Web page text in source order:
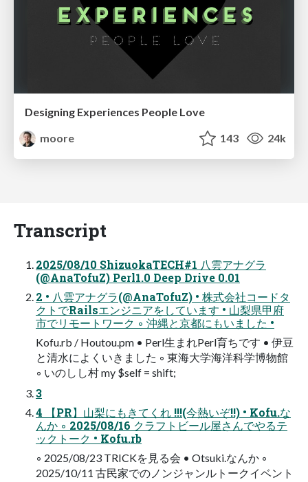
Designing Experiences People Love
moore
143 24k
Transcript
2025/08/10 ShizuokaTECH#1 八雲アナグラ
(@AnaTofuZ) Perl1.0 Deep Drive 0.01
2 • 八雲アナグラ(@AnaTofuZ) • 株式会社コードタ
クトでRailsエンジニアをしています • 山梨県甲府
市でリモートワーク ◦ 沖縄と京都にもいました •
Kofu.rb / Houtou.pm • Perl生まれPerl育ちです • 伊豆
と清水によくいきました ◦ 東海大学海洋科学博物館
◦ いのしし村 my $self = shift;
3
4 【PR】山梨にもきてくれ !!!(今熱いぞ!!) • Kofu.な
んか ◦ 2025/08/16 クラフトビール屋さんでやるテ
ックトーク • Kofu.rb
◦ 2025/08/23 TRICKを見る会 • Otsuki.なんか ◦
2025/10/11 古民家でのノンジャンルトークイベント